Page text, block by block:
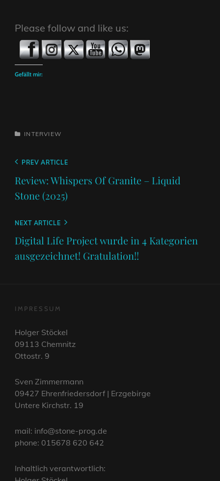
Please follow and like us:
Gefällt mir:
CATEGORIES
INTERVIEW
Beitragsnavigation
Previous
PREV ARTICLE
Review: Whispers Of Granite – Liquid
Stone (2025)
Next
Post
NEXT ARTICLE
Digital Life Project wurde in 4 Kategorien
ausgezeichnet! Gratulation!!
IMPRESSUM
Holger Stöckel
09113 Chemnitz
Ottostr. 9
Sven Zimmermann
09427 Ehrenfriedersdorf | Erzgebirge
Untere Kirchstr. 19
mail: info@stone-prog.de
phone: 015678 620 642
Inhaltlich verantwortlich: